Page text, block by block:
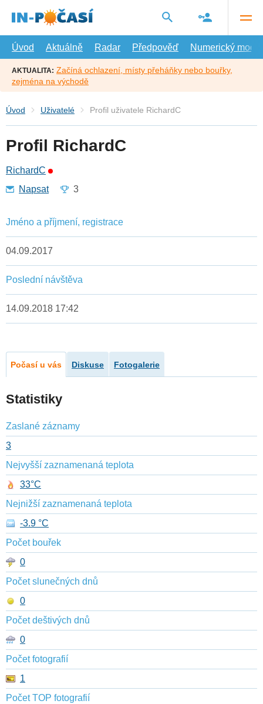
hlavní
Úvod
Aktuálně Radar Předpověď Numerický model
AKTUALITA: Začíná ochlazení, místy přeháňky nebo bouřky,
zejména na východě
Úvod Uživatelé Profil uživatele RichardC
Profil RichardC
RichardC
Napsat
3
Jméno a příjmení, registrace
04.09.2017
Poslední návštěva
14.09.2018 17:42
Počasí u vás Diskuse Fotogalerie
Statistiky
Zaslané záznamy
3
Nejvyšší zaznamenaná teplota
33°C
Nejnižší zaznamenaná teplota
-3.9 °C
Počet bouřek
0
Počet slunečných dnů
0
Počet deštivých dnů
0
Počet fotografií
1
Počet TOP fotografií